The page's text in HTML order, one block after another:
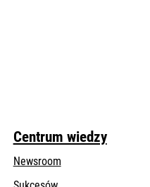
Centrum wiedzy
Newsroom